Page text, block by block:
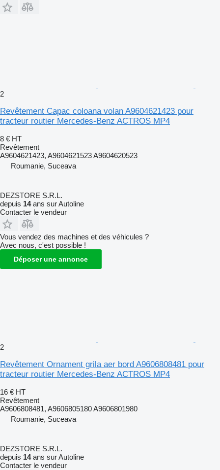
2
Revêtement Capac coloana volan A9604621423 pour
tracteur routier Mercedes-Benz ACTROS MP4
8 € HT
Revêtement
A9604621423, A9604621523 A9604620523
Roumanie, Suceava
DEZSTORE S.R.L.
depuis 14ans sur Autoline
Contacter le vendeur
Vous vendez des machines et des véhicules ?
Avec nous, c'est possible !
Déposer une annonce
2
Revêtement Ornament grila aer bord A9606808481 pour
tracteur routier Mercedes-Benz ACTROS MP4
16 € HT
Revêtement
A9606808481, A9606805180 A9606801980
Roumanie, Suceava
DEZSTORE S.R.L.
depuis 14ans sur Autoline
Contacter le vendeur